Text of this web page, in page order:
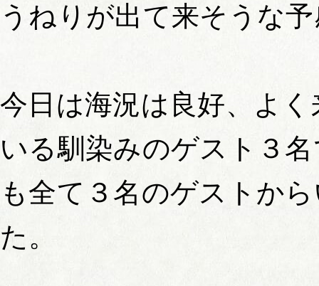
うねりが出て来そうな
今日は海況は良好、よ
いる馴染みのゲスト３
も全て３名のゲストか
た。